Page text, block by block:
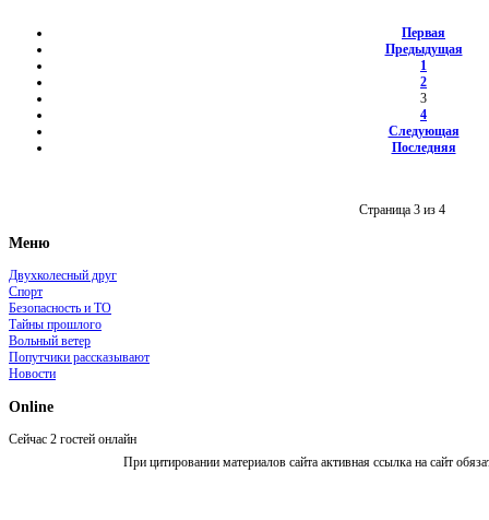
Первая
Предыдущая
1
2
3
4
Следующая
Последняя
Страница 3 из 4
Меню
Двухколесный друг
Спорт
Безопасность и ТО
Тайны прошлого
Вольный ветер
Попутчики рассказывают
Новости
Online
Сейчас 2 гостей онлайн
При цитировании материалов сайта активная ссылка на сайт